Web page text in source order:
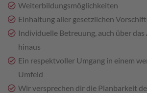
Weiterbildungsmöglichkeiten
Einhaltung aller gesetzlichen
Individuelle Betreuung, auch über
hinaus
Ein respektvoller Umgang in einem
Umfeld
Wir versprechen dir die Planbarkeit